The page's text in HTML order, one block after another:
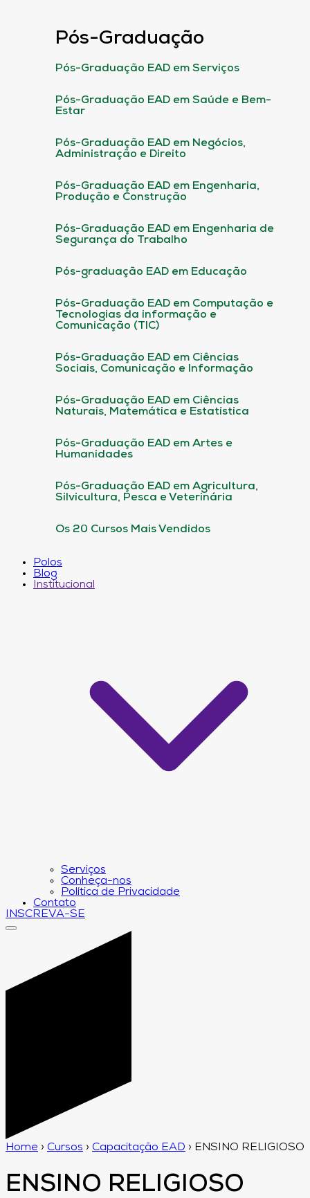
Pós-Graduação
Pós-Graduação EAD em Serviços
Pós-Graduação EAD em Saúde e Bem-
Estar
Pós-Graduação EAD em Negócios,
Administração e Direito
Pós-Graduação EAD em Engenharia,
Produção e Construção
Pós-Graduação EAD em Engenharia de
Segurança do Trabalho
Pós-graduação EAD em Educação
Pós-Graduação EAD em Computação e
Tecnologias da informação e
Comunicação (TIC)
Pós-Graduação EAD em Ciências
Sociais, Comunicação e Informação
Pós-Graduação EAD em Ciências
Naturais, Matemática e Estatística
Pós-Graduação EAD em Artes e
Humanidades
Pós-Graduação EAD em Agricultura,
Silvicultura, Pesca e Veterinária
Os 20 Cursos Mais Vendidos
Polos
Blog
Institucional
Serviços
Conheça-nos
Política de Privacidade
Contato
INSCREVA-SE
Home › Cursos › Capacitação EAD › ENSINO RELIGIOSO
ENSINO RELIGIOSO